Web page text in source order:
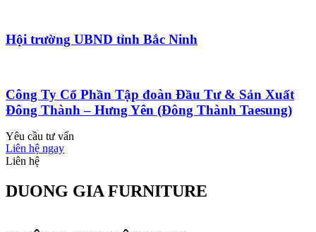
Hội trường UBND tỉnh Bắc Ninh
Công Ty Cổ Phần Tập đoàn Đầu Tư & Sản Xuất
Đông Thành – Hưng Yên (Đông Thành Taesung)
Yêu cầu tư vấn
Liên hệ ngay
Liên hệ
DUONG GIA FURNITURE